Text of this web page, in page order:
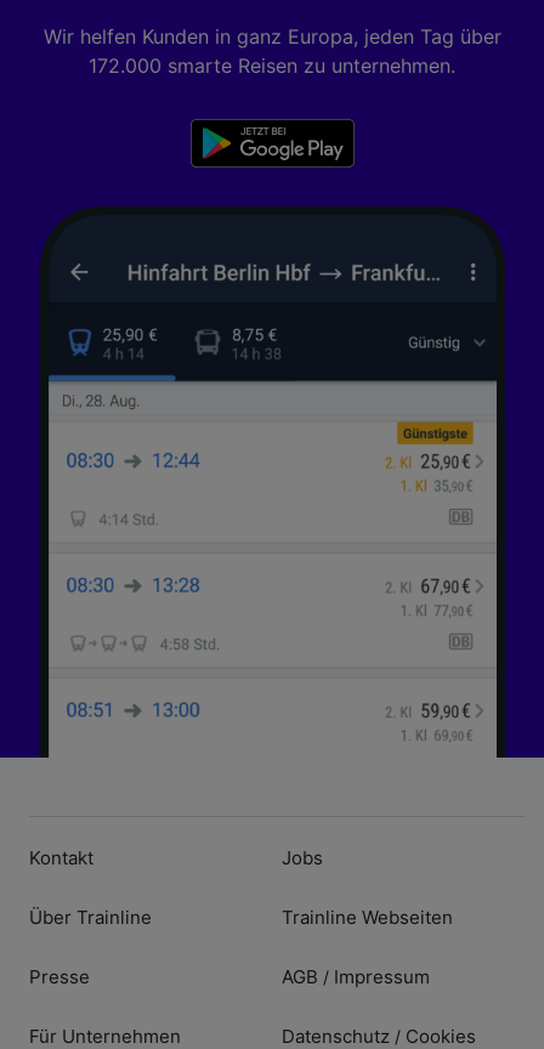
Wir helfen Kunden in ganz Europa, jeden Tag über
172.000 smarte Reisen zu unternehmen.
Kontakt
Über Trainline
Presse
Für Unternehmen
Jobs
Trainline Webseiten
AGB / Impressum
Datenschutz / Cookies